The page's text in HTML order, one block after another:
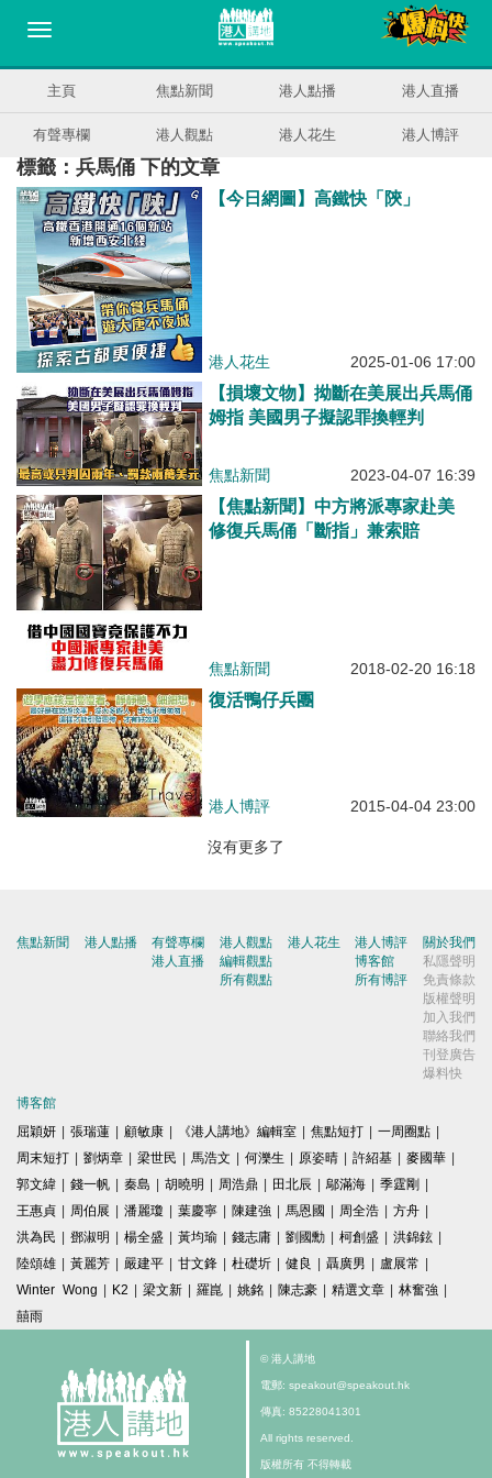
主頁 焦點新聞 港人點播 港人直播
有聲專欄 港人觀點 港人花生 港人博評
標籤：兵馬俑 下的文章
【今日網圖】高鐵快「陝」
港人花生 2025-01-06 17:00
【損壞文物】拗斷在美展出兵馬俑
姆指 美國男子擬認罪換輕判
焦點新聞 2023-04-07 16:39
【焦點新聞】中方將派專家赴美
修復兵馬俑「斷指」兼索賠
焦點新聞 2018-02-20 16:18
復活鴨仔兵團
港人博評 2015-04-04 23:00
沒有更多了
焦點新聞 港人點播
有聲專欄
港人直播
港人觀點
編輯觀點
所有觀點
港人花生
港人博評
博客館
所有博評
關於我們
私隱聲明
免責條款
版權聲明
加入我們
聯絡我們
刊登廣告
爆料快
博客館
屈穎妍 | 張瑞蓮 | 顧敏康 | 《港人講地》編輯室 | 焦點短打 | 一周圈點 |
周末短打 | 劉炳章 | 梁世民 | 馬浩文 | 何濼生 | 原姿晴 | 許紹基 | 麥國華 |
郭文緯 | 錢一帆 | 秦島 | 胡曉明 | 周浩鼎 | 田北辰 | 鄔滿海 | 季霆剛 |
王惠貞 | 周伯展 | 潘麗瓊 | 葉慶寧 | 陳建強 | 馬恩國 | 周全浩 | 方舟 |
洪為民 | 鄧淑明 | 楊全盛 | 黃均瑜 | 錢志庸 | 劉國勳 | 柯創盛 | 洪錦鉉 |
陸頌雄 | 黃麗芳 | 嚴建平 | 甘文鋒 | 杜礎圻 | 健良 | 聶廣男 | 盧展常 |
Winter Wong | K2 | 梁文新 | 羅崑 | 姚銘 | 陳志豪 | 精選文章 | 林奮強 |
囍雨
© 港人講地
電郵: speakout@speakout.hk
傳真: 85228041301
All rights reserved.
版權所有 不得轉載